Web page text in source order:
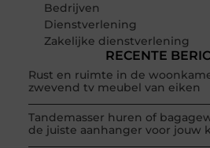
Bedrijven
Dienstverlening
Zakelijke dienstverlening
RECENTE
Rust en ruimte in de
zwevend tv meubel van eiken
Tandemasser huren of
de juiste aanhanger voor jouw